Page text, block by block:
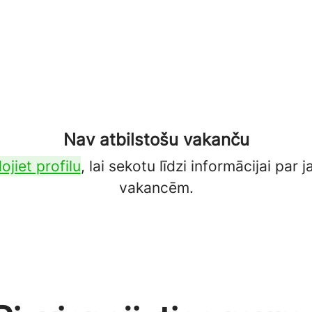
Nav atbilstošu vakanču
profilu, lai sekotu līdzi informācijai par
vakancēm.